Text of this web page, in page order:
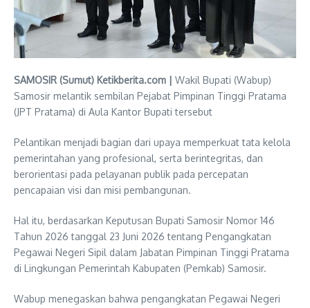
SAMOSIR (Sumut) Ketikberita.com | Wakil Bupati (Wabup)
Samosir melantik sembilan Pejabat Pimpinan Tinggi Pratama
(JPT Pratama) di Aula Kantor Bupati tersebut
Pelantikan menjadi bagian dari upaya memperkuat tata kelola
pemerintahan yang profesional, serta berintegritas, dan
berorientasi pada pelayanan publik pada percepatan
pencapaian visi dan misi pembangunan.
Hal itu, berdasarkan Keputusan Bupati Samosir Nomor 146
Tahun 2026 tanggal 23 Juni 2026 tentang Pengangkatan
Pegawai Negeri Sipil dalam Jabatan Pimpinan Tinggi Pratama
di Lingkungan Pemerintah Kabupaten (Pemkab) Samosir.
Wabup menegaskan bahwa pengangkatan Pegawai Negeri